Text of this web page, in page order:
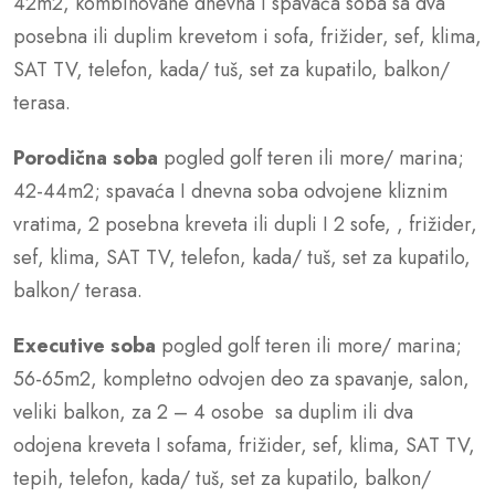
posebna ili duplim krevetom i sofa, frižider, sef, klima,
SAT TV, telefon, kada/ tuš, set za kupatilo, balkon/
terasa.
Porodična soba pogled golf teren ili more/ marina;
42-44m2; spavaća I dnevna soba odvojene kliznim
vratima, 2 posebna kreveta ili dupli I 2 sofe, , frižider,
sef, klima, SAT TV, telefon, kada/ tuš, set za kupatilo,
balkon/ terasa.
Executive soba pogled golf teren ili more/ marina;
56-65m2, kompletno odvojen deo za spavanje, salon,
veliki balkon, za 2 – 4 osobe sa duplim ili dva
odojena kreveta I sofama, frižider, sef, klima, SAT TV,
tepih, telefon, kada/ tuš, set za kupatilo, balkon/